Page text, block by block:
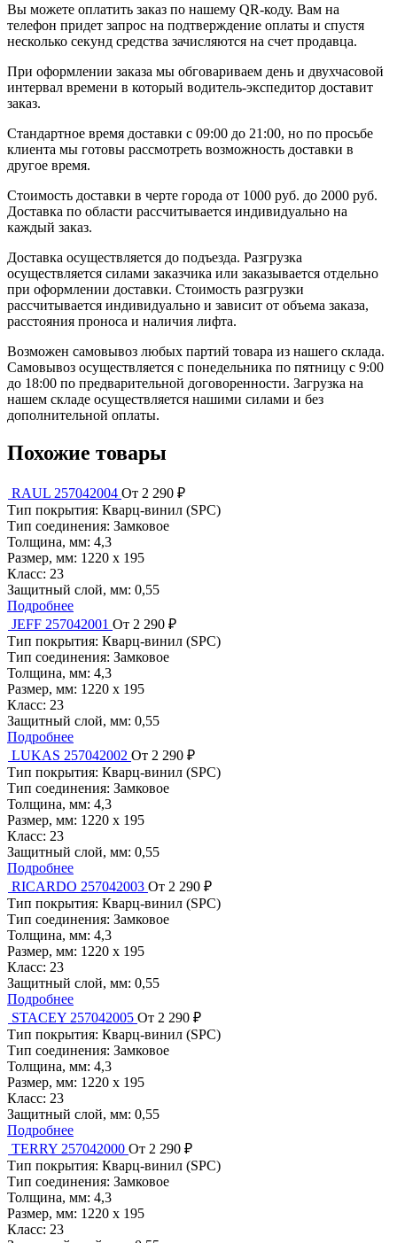
Вы можете оплатить заказ по нашему QR-коду. Вам на
телефон придет запрос на подтверждение оплаты и спустя
несколько секунд средства зачисляются на счет продавца.
При оформлении заказа мы обговариваем день и двухчасовой
интервал времени в который водитель-экспедитор доставит
заказ.
Стандартное время доставки с 09:00 до 21:00, но по просьбе
клиента мы готовы рассмотреть возможность доставки в
другое время.
Стоимость доставки в черте города от 1000 руб. до 2000 руб.
Доставка по области рассчитывается индивидуально на
каждый заказ.
Доставка осуществляется до подъезда. Разгрузка
осуществляется силами заказчика или заказывается отдельно
при оформлении доставки. Стоимость разгрузки
рассчитывается индивидуально и зависит от объема заказа,
расстояния проноса и наличия лифта.
Возможен самовывоз любых партий товара из нашего склада.
Самовывоз осуществляется с понедельника по пятницу с 9:00
до 18:00 по предварительной договоренности. Загрузка на
нашем складе осуществляется нашими силами и без
дополнительной оплаты.
Похожие товары
RAUL 257042004 От 2 290 ₽
Тип покрытия: Кварц-винил (SPC)
Тип соединения: Замковое
Толщина, мм: 4,3
Размер, мм: 1220 x 195
Класс: 23
Защитный слой, мм: 0,55
Подробнее
JEFF 257042001 От 2 290 ₽
Тип покрытия: Кварц-винил (SPC)
Тип соединения: Замковое
Толщина, мм: 4,3
Размер, мм: 1220 x 195
Класс: 23
Защитный слой, мм: 0,55
Подробнее
LUKAS 257042002 От 2 290 ₽
Тип покрытия: Кварц-винил (SPC)
Тип соединения: Замковое
Толщина, мм: 4,3
Размер, мм: 1220 x 195
Класс: 23
Защитный слой, мм: 0,55
Подробнее
RICARDO 257042003 От 2 290 ₽
Тип покрытия: Кварц-винил (SPC)
Тип соединения: Замковое
Толщина, мм: 4,3
Размер, мм: 1220 x 195
Класс: 23
Защитный слой, мм: 0,55
Подробнее
STACEY 257042005 От 2 290 ₽
Тип покрытия: Кварц-винил (SPC)
Тип соединения: Замковое
Толщина, мм: 4,3
Размер, мм: 1220 x 195
Класс: 23
Защитный слой, мм: 0,55
Подробнее
TERRY 257042000 От 2 290 ₽
Тип покрытия: Кварц-винил (SPC)
Тип соединения: Замковое
Толщина, мм: 4,3
Размер, мм: 1220 x 195
Класс: 23